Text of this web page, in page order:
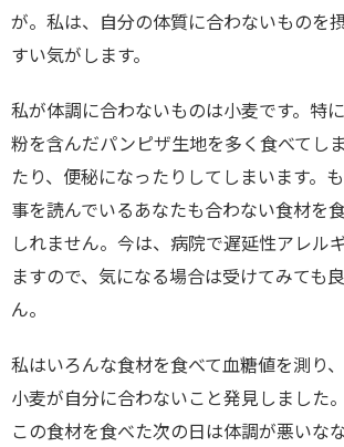
が。私は、自分の体質に合わないものを
すい気がします。
私が体調に合わないものは小麦です。特
粉を含んだパンピザ生地を多く食べてし
たり、便秘になったりしてしまいます。
事を読んでいるあなたも合わない食材を
しれません。今は、病院で遅延性アレル
ますので、気になる場合は受けてみても
ん。
私はいろんな食材を食べて血糖値を測り
小麦が自分に合わないこと発見しました
この食材を食べた次の日は体調が悪いな